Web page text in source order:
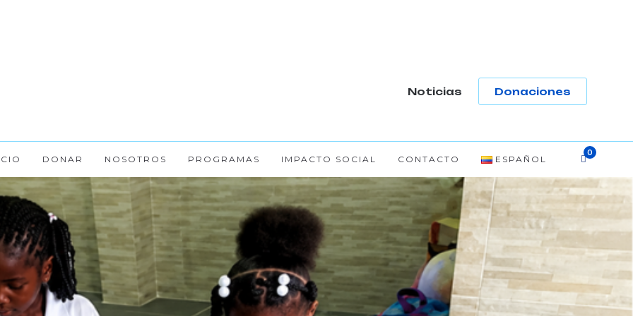
Noticias Donaciones
DONAR NOSOTROS PROGRAMAS IMPACTO SOCIAL CONTACTO ESPAÑOL